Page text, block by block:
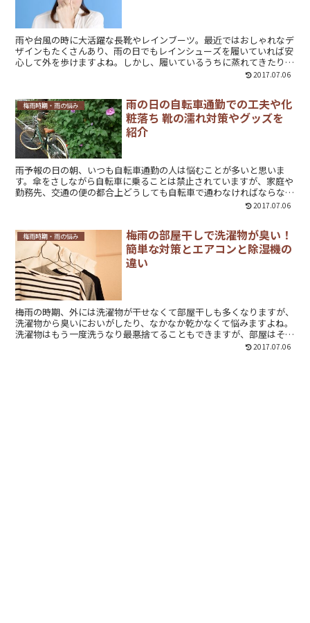
雨や台風の時に大活躍な長靴やレインブーツ。最近ではおしゃれなデ
ザインもたくさんあり、雨の日でもレインシューズを履いていれば安
心して外を歩けますよね。しかし、履いているうちに蒸れてきたり、
脱いだ後の臭いが気になる人も多いのでは？うっかり中まで濡れてし
てまとめてみました。
2017.07.06
梅雨時期・雨の悩み
雨の日の自転車通勤での工夫や化
粧落ち 靴の濡れ対策やグッズを
紹介
雨予報の日の朝、いつも自転車通勤の人は悩むことが多いと思いま
す。傘をさしながら自転車に乗ることは禁止されていますが、家庭や
勤務先、交通の便の都合上どうしても自転車で通わなければならない
人もいますよね。雨の日の自転車通勤において、工夫していることや
2017.07.06
梅雨時期・雨の悩み
梅雨の部屋干しで洗濯物が臭い！
簡単な対策とエアコンと除湿機の
違い
梅雨の時期、外には洗濯物が干せなくて部屋干しも多くなりますが、
洗濯物から臭いにおいがしたり、なかなか乾かなくて悩みますよね。
洗濯物はもう一度洗うなり最悪捨てることもできますが、部屋はそう
はいきません。除湿を怠ると、知らず知らずのうちにカビが生えてし
2017.07.06